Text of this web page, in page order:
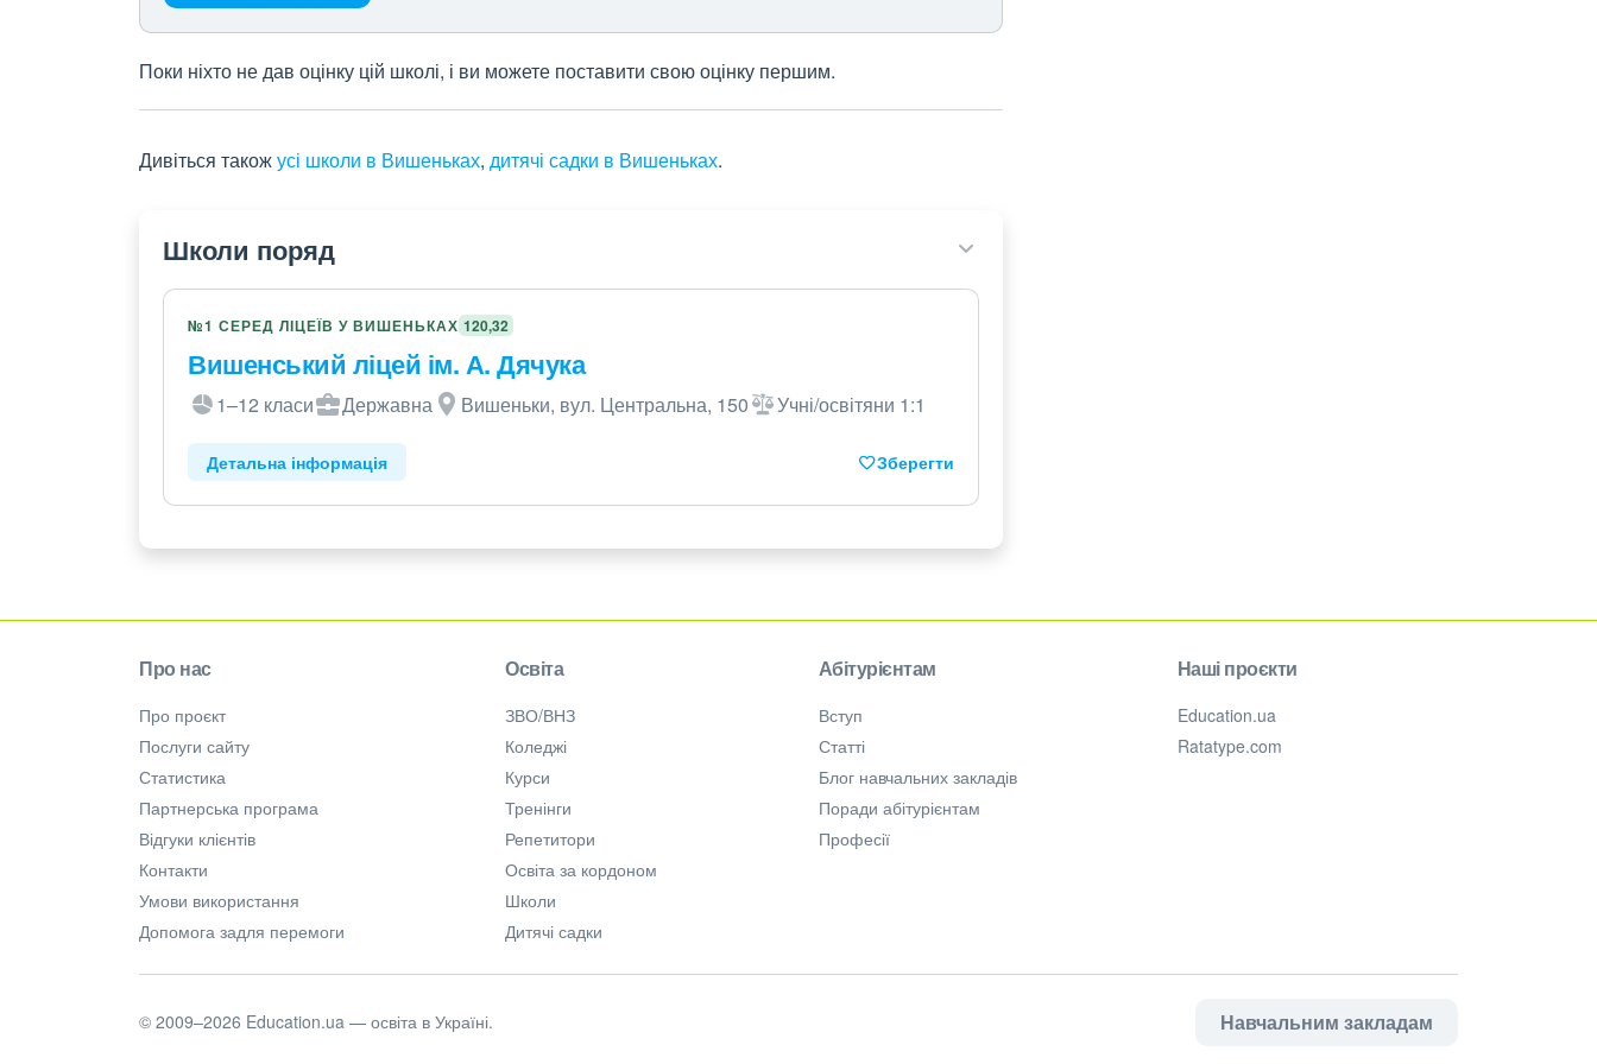
Поки ніхто не дав оцінку цій школі, і ви можете поставити свою оцінку першим.
Дивіться такожусі школи в Вишеньках, дитячі садки в Вишеньках.
Школи поряд
№1 СЕРЕД ЛІЦЕЇВ У ВИШЕНЬКАХ 120,32
Вишенський ліцей ім. А. Дячука
1–12 класи Державна Вишеньки, вул. Центральна, 150 Учні/освітяни 1:1
Детальна інформація Зберегти
Про нас
Про проєкт
Послуги сайту
Статистика
Партнерська програма
Відгуки клієнтів
Контакти
Умови використання
Допомога задля перемоги
Освіта
ЗВО/ВНЗ
Коледжі
Курси
Тренінги
Репетитори
Освіта за кордоном
Школи
Дитячі садки
Абітурієнтам
Вступ
Статті
Блог навчальних закладів
Поради абітурієнтам
Професії
Наші проєкти
Education.ua
Ratatype.com
Навчальним закладам
© 2009–2026 Education.ua — освіта в Україні.